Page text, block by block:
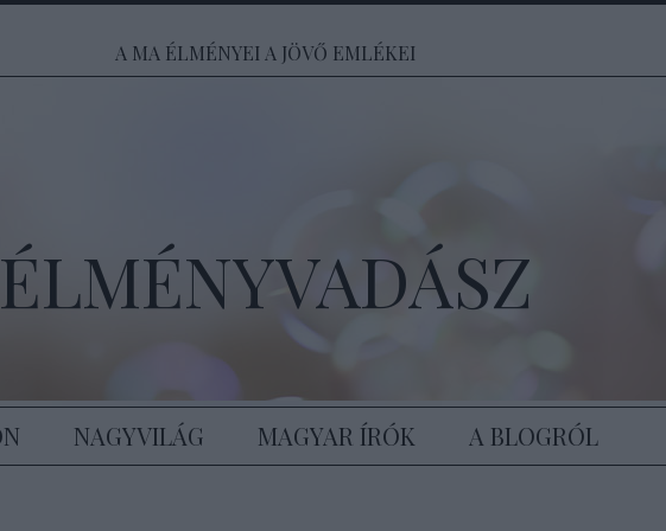
A MA ÉLMÉNYEI A JÖVŐ EMLÉKEI
ÉLMÉNYVADÁSZ
NAGYVILÁG MAGYAR ÍRÓK A BLOGRÓL